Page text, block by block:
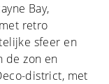
Bay,
retro
sfeer en
de zon en
district, met